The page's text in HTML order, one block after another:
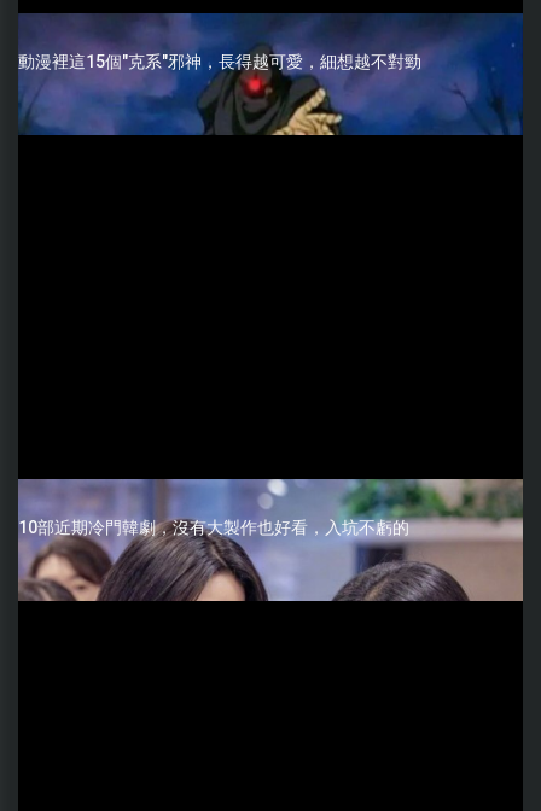
動漫裡這15個"克系"邪神，長得越可愛，細想越不對勁
10部近期冷門韓劇，沒有大製作也好看，入坑不虧的